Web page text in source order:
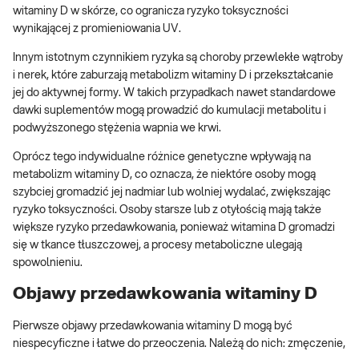
witaminy D w skórze, co ogranicza ryzyko toksyczności
wynikającej z promieniowania UV.
Innym istotnym czynnikiem ryzyka są choroby przewlekłe wątroby
i nerek, które zaburzają metabolizm witaminy D i przekształcanie
jej do aktywnej formy. W takich przypadkach nawet standardowe
dawki suplementów mogą prowadzić do kumulacji metabolitu i
podwyższonego stężenia wapnia we krwi.
Oprócz tego indywidualne różnice genetyczne wpływają na
metabolizm witaminy D, co oznacza, że niektóre osoby mogą
szybciej gromadzić jej nadmiar lub wolniej wydalać, zwiększając
ryzyko toksyczności. Osoby starsze lub z otyłością mają także
większe ryzyko przedawkowania, ponieważ witamina D gromadzi
się w tkance tłuszczowej, a procesy metaboliczne ulegają
spowolnieniu.
Objawy przedawkowania witaminy D
Pierwsze objawy przedawkowania witaminy D mogą być
niespecyficzne i łatwe do przeoczenia. Należą do nich: zmęczenie,